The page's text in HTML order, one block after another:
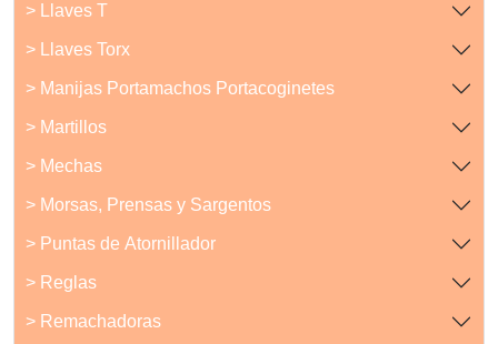
> Llaves T
> Llaves Torx
> Manijas Portamachos Portacoginetes
> Martillos
> Mechas
> Morsas, Prensas y Sargentos
> Puntas de Atornillador
> Reglas
> Remachadoras